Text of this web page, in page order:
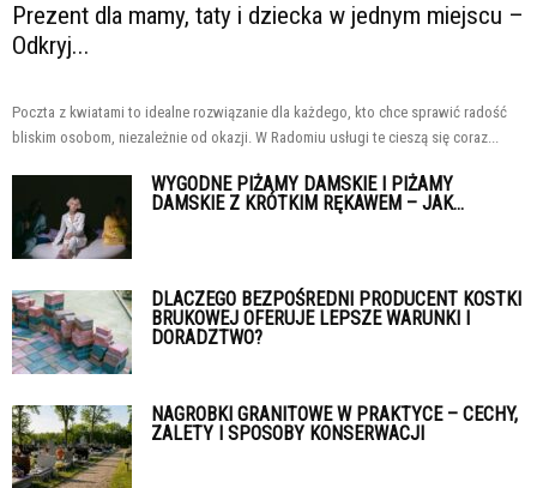
Prezent dla mamy, taty i dziecka w jednym miejscu –
Odkryj...
Poczta z kwiatami to idealne rozwiązanie dla każdego, kto chce sprawić radość
bliskim osobom, niezależnie od okazji. W Radomiu usługi te cieszą się coraz...
WYGODNE PIŻAMY DAMSKIE I PIŻAMY
DAMSKIE Z KRÓTKIM RĘKAWEM – JAK...
DLACZEGO BEZPOŚREDNI PRODUCENT KOSTKI
BRUKOWEJ OFERUJE LEPSZE WARUNKI I
DORADZTWO?
NAGROBKI GRANITOWE W PRAKTYCE – CECHY,
ZALETY I SPOSOBY KONSERWACJI